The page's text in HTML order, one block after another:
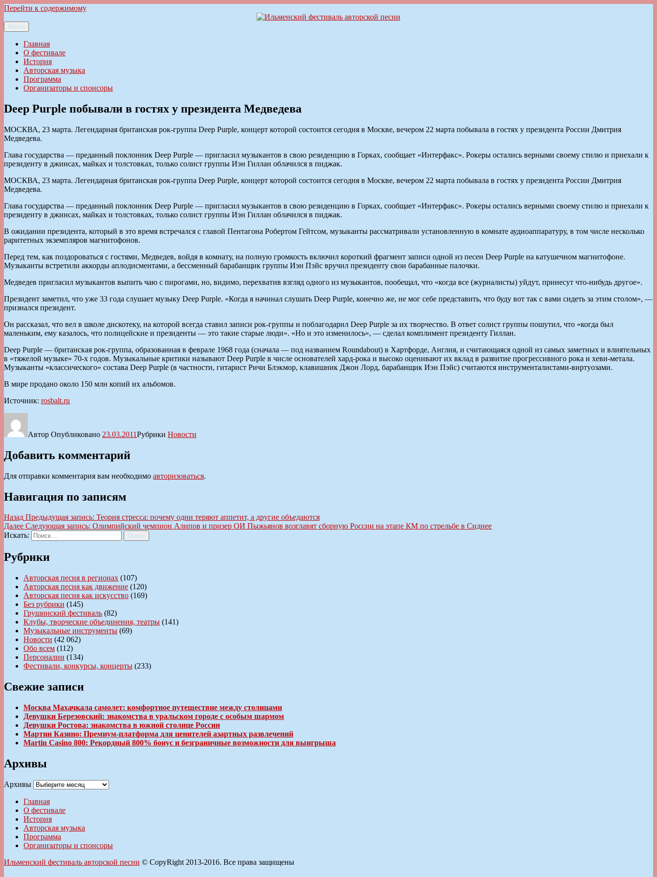
Перейти к содержимому
Ильменский фестиваль авторской песни
Меню
Главная
О фестивале
История
Авторская музыка
Программа
Организаторы и спонсоры
Deep Purple побывали в гостях у президента Медведева
МОСКВА, 23 марта. Легендарная британская рок-группа Deep Purple, концерт которой состоится сегодня в Москве, вечером 22 марта побывала в гостях у президента России Дмитрия
Медведева.
Глава государства — преданный поклонник Deep Purple — пригласил музыкантов в свою резиденцию в Горках, сообщает «Интерфакс». Рокеры остались верными своему стилю и приехали к
президенту в джинсах, майках и толстовках, только солист группы Иэн Гиллан облачился в пиджак.
МОСКВА, 23 марта. Легендарная британская рок-группа Deep Purple, концерт которой состоится сегодня в Москве, вечером 22 марта побывала в гостях у президента России Дмитрия
Медведева.
Глава государства — преданный поклонник Deep Purple — пригласил музыкантов в свою резиденцию в Горках, сообщает «Интерфакс». Рокеры остались верными своему стилю и приехали к
президенту в джинсах, майках и толстовках, только солист группы Иэн Гиллан облачился в пиджак.
В ожидании президента, который в это время встречался с главой Пентагона Робертом Гейтсом, музыканты рассматривали установленную в комнате аудиоаппаратуру, в том числе несколько
раритетных экземпляров магнитофонов.
Перед тем, как поздороваться с гостями, Медведев, войдя в комнату, на полную громкость включил короткий фрагмент записи одной из песен Deep Purple на катушечном магнитофоне.
Музыканты встретили аккорды аплодисментами, а бессменный барабанщик группы Иэн Пэйс вручил президенту свои барабанные палочки.
Медведев пригласил музыкантов выпить чаю с пирогами, но, видимо, перехватив взгляд одного из музыкантов, пообещал, что «когда все (журналисты) уйдут, принесут что-нибудь другое».
Президент заметил, что уже 33 года слушает музыку Deep Purple. «Когда я начинал слушать Deep Purple, конечно же, не мог себе представить, что буду вот так с вами сидеть за этим столом», —
признался президент.
Он рассказал, что вел в школе дискотеку, на которой всегда ставил записи рок-группы и поблагодарил Deep Purple за их творчество. В ответ солист группы пошутил, что «когда был
маленьким, ему казалось, что полицейские и президенты — это такие старые люди». «Но и это изменилось», — сделал комплимент президенту Гиллан.
Deep Purple — британская рок-группа, образованная в феврале 1968 года (сначала — под названием Roundabout) в Хартфорде, Англия, и считающаяся одной из самых заметных и влиятельных
в «тяжелой музыке» 70-х годов. Музыкальные критики называют Deep Purple в числе основателей хард-рока и высоко оценивают их вклад в развитие прогрессивного рока и хеви-метала.
Музыканты «классического» состава Deep Purple (в частности, гитарист Ричи Блэкмор, клавишник Джон Лорд, барабанщик Иэн Пэйс) считаются инструменталистами-виртуозами.
В мире продано около 150 млн копий их альбомов.
Источник: rosbalt.ru
Автор Опубликовано 23.03.2011Рубрики Новости
Добавить комментарий
Для отправки комментария вам необходимо авторизоваться.
Навигация по записям
Назад Предыдущая запись: Теория стресса: почему одни теряют аппетит, а другие объедаются
Далее Следующая запись: Олимпийский чемпион Алипов и призер ОИ Пыжьянов возглавят сборную России на этапе КМ по стрельбе в Сиднее
Искать:
Поиск
Рубрики
Авторская песня в регионах (107)
Авторская песня как движение (120)
Авторская песня как искусство (169)
Без рубрики (145)
Грушинский фестиваль (82)
Клубы, творческие объединения, театры (141)
Музыкальные инструменты (69)
Новости (42 062)
Обо всем (112)
Персоналии (134)
Фестивали, конкурсы, концерты (233)
Свежие записи
Москва Махачкала самолет: комфортное путешествие между столицами
Девушки Березовский: знакомства в уральском городе с особым шармом
Девушки Ростова: знакомства в южной столице России
Мартин Казино: Премиум-платформа для ценителей азартных развлечений
Martin Casino 800: Рекордный 800% бонус и безграничные возможности для выигрыша
Архивы
Архивы
Главная
О фестивале
История
Авторская музыка
Программа
Организаторы и спонсоры
Ильменский фестиваль авторской песни © CopyRight 2013-2016. Все права защищены